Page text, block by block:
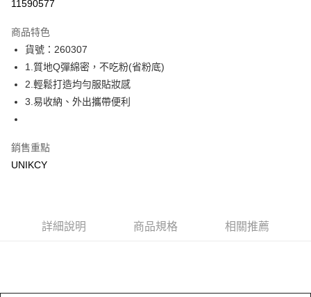
LINE Pay
Apple Pay
街口支付
悠遊付
Google Pay
每筆NT$70，滿NT$499(含以上)免運費
11590577
商品特色
貨號：260307
1.質地Q彈綿密，不吃粉(省粉底)
2.輕鬆打造均勻服貼妝感
3.易收納、外出攜帶便利
銷售重點
UNIKCY
詳細說明 商品規格 相關推薦